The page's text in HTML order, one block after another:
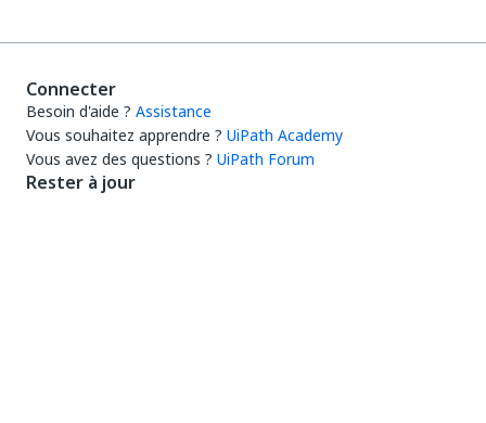
Connecter
Besoin d'aide ? Assistance
Vous souhaitez apprendre ? UiPath Academy
Vous avez des questions ? UiPath Forum
Rester à jour